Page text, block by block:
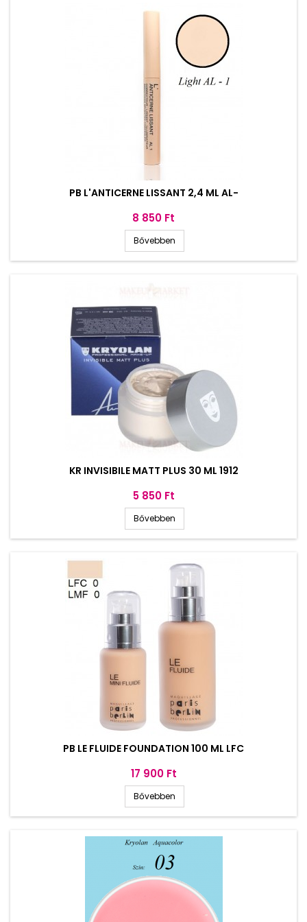
PB L'ANTICERNE LISSANT 2,4 ML AL-
Ár
8 850 Ft
Bővebben
KR INVISIBILE MATT PLUS 30 ML 1912
Ár
5 850 Ft
Bővebben
PB LE FLUIDE FOUNDATION 100 ML LFC
Ár
17 900 Ft
Bővebben